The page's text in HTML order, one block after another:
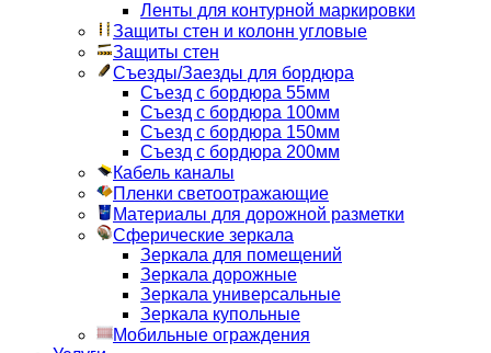
Ленты для контурной маркировки
Защиты стен и колонн угловые
Защиты стен
Съезды/Заезды для бордюра
Съезд с бордюра 55мм
Съезд с бордюра 100мм
Съезд с бордюра 150мм
Съезд с бордюра 200мм
Кабель каналы
Пленки светоотражающие
Материалы для дорожной разметки
Сферические зеркала
Зеркала для помещений
Зеркала дорожные
Зеркала универсальные
Зеркала купольные
Мобильные ограждения